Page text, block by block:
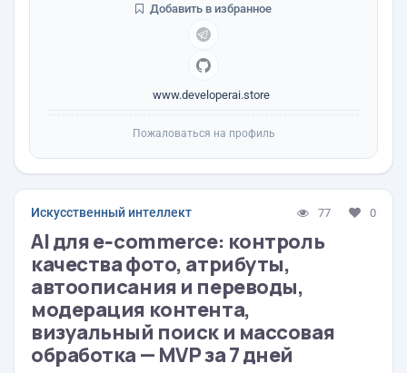
www.developerai.store
Добавить в избранное
Пожаловаться на профиль
Искусственный интеллект 77 0
AI для e‑commerce: контроль
качества фото, атрибуты,
автоописания и переводы,
модерация контента,
визуальный поиск и массовая
обработка — MVP за 7 дней